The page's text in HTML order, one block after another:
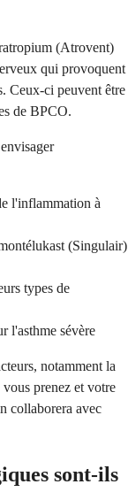
(Atrovent)
qui provoquent
Ceux-ci peuvent être
de BPCO.
l'inflammation à
(Singulair)
types de
l'asthme sévère
notamment la
prenez et votre
collaborera avec
sont-ils